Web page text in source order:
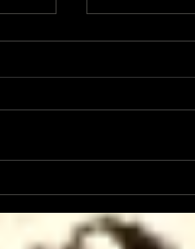
sera
élections